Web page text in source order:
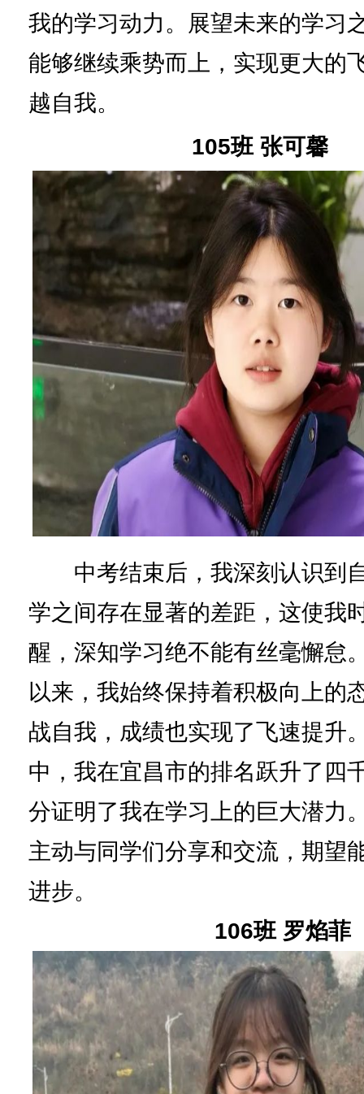
我的学习动力。展望未来的学习
能够继续乘势而上，实现更大的
越自我。
105班 张可馨
中考结束后，我深刻认识到
学之间存在显著的差距，这使我
醒，深知学习绝不能有丝毫懈怠
以来，我始终保持着积极向上的
战自我，成绩也实现了飞速提升
中，我在宜昌市的排名跃升了四
分证明了我在学习上的巨大潜力
主动与同学们分享和交流，期望
进步。
106班 罗焰菲